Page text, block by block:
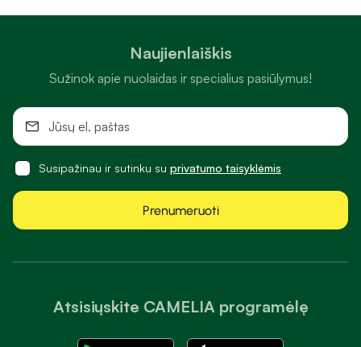
Atsisiųskite CAMELIA programėlę
Naujienlaiškis
Sužinok apie nuolaidas ir specialius pasiūlymus!
Susipažinau ir sutinku su privatumo taisyklėmis
Prenumeruoti